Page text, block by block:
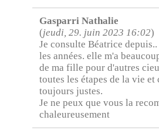
Gasparri Nathalie
(jeudi, 29. juin 2023 16:02)
Je consulte Béatrice
les années. elle m'a
de ma fille pour d'autres
toutes les étapes de la vie
toujours justes.
Je ne peux que vous la
chaleureusement